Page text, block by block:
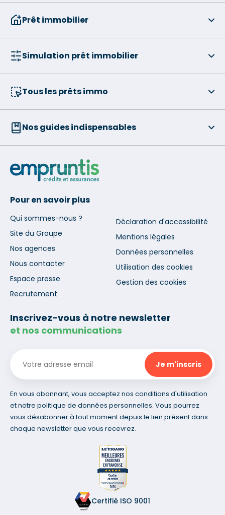
Prêt immobilier
Simulation prêt immobilier
Tous les prêts immo
Nos guides indispensables
Pour en savoir plus
Qui sommes-nous ?
Site du Groupe
Nos agences
Nous contacter
Espace presse
Recrutement
Déclaration d'accessibilité
Mentions légales
Données personnelles
Utilisation des cookies
Gestion des cookies
Inscrivez-vous à notre newsletter
et nos communications
En vous abonnant, vous acceptez nos conditions d'utilisation
et notre politique de données personnelles. Vous pourrez
vous désabonner à tout moment depuis le lien présent dans
chaque newsletter que vous recevrez.
Certifié ISO 9001